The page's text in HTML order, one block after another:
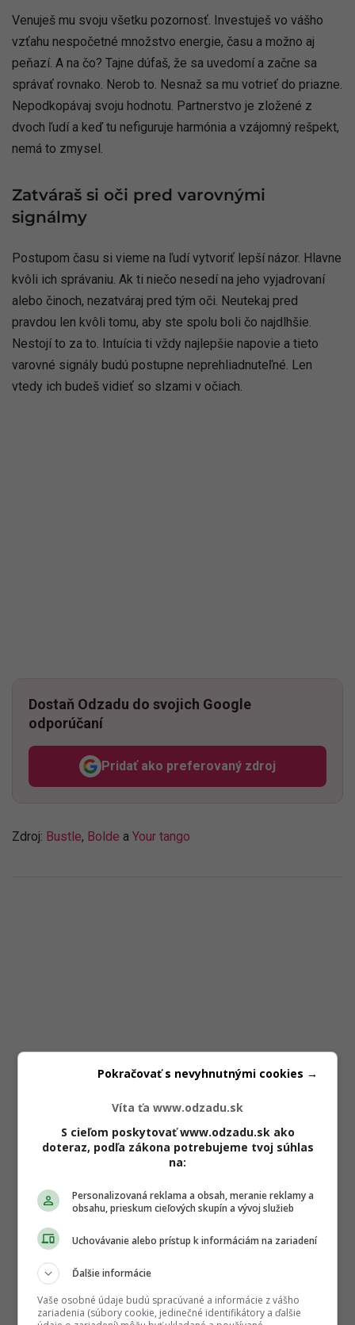
Venuješ mu svoju všetku pozornosť. Investuješ vo vášho
vzťahu nespočetné množstvo energie, času a možno aj
peňazí. A na čo? Tajne dúfaš, že sa uvedomí a začne sa
správať rovnako. Nerob to. Nesnaž sa mu votrieť do priazne.
Nepodkopávaj svoju hodnotu. Partnerstvo je zložené z
dvoch ľudí a keď tu nefiguruje harmónia a vzájomný rešpekt,
nemá to zmysel.
Zatváraš si oči pred varovnými
signálmy
Postupom času si vieme na ľudí vytvoriť lepší názor. Hlavne
kvôli ich správaniu. Ak ti niečo nesedí na jeho vyjadrovaní
alebo činoch, nezatváraj pred tým oči. Neutekaj pred
pravdou len kvôli tomu, aby ste spolu boli čo najdlhšie.
Nestojí to za to. Intuícia ti vždy najlepšie napovie a tieto
varovné signály budú postupne neprehliadnuteľné. Len
vtedy ich budeš vidieť so slzami v očiach.
Dostaň Odzadu do svojich Google
odporúčaní
Pridať ako preferovaný zdroj
Odzadu, odkaz sa otvorí v
Zdroj: Bustle, Bolde a Your tango
Víta ťa www.odzadu.sk
S cieľom poskytovať www.odzadu.sk ako
doteraz, podľa zákona potrebujeme tvoj súhlas
na:
Personalizovaná reklama a obsah, meranie reklamy a
obsahu, prieskum cieľových skupín a vývoj služieb
Uchovávanie alebo prístup k informáciám na zariadení
Ďalšie informácie
Vaše osobné údaje budú spracúvané a informácie z vášho
zariadenia (súbory cookie, jedinečné identifikátory a ďalšie
Pokračovať s nevyhnutnými cookies →